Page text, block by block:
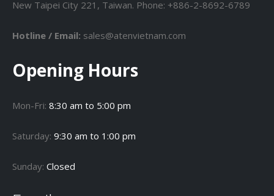
New Taipei City 221, Taiwan. Phone: +886-2-8692-6789
Hotline / Email: sales@atenvietnam.com
Opening Hours
Mon-Fri: 8:30 am to 5:00 pm
Saturday: 9:30 am to 1:00 pm
Sunday: Closed